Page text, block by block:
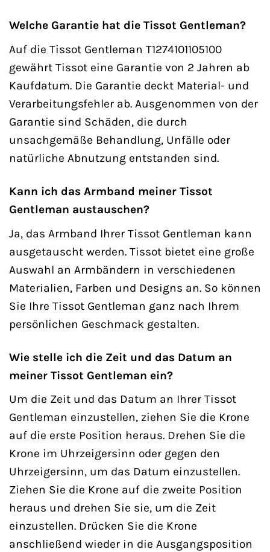
Welche Garantie hat die Tissot Gentleman?
Auf die Tissot Gentleman T1274101105100
gewährt Tissot eine Garantie von 2 Jahren ab
Kaufdatum. Die Garantie deckt Material- und
Verarbeitungsfehler ab. Ausgenommen von der
Garantie sind Schäden, die durch
unsachgemäße Behandlung, Unfälle oder
natürliche Abnutzung entstanden sind.
Kann ich das Armband meiner Tissot
Gentleman austauschen?
Ja, das Armband Ihrer Tissot Gentleman kann
ausgetauscht werden. Tissot bietet eine große
Auswahl an Armbändern in verschiedenen
Materialien, Farben und Designs an. So können
Sie Ihre Tissot Gentleman ganz nach Ihrem
persönlichen Geschmack gestalten.
Wie stelle ich die Zeit und das Datum an
meiner Tissot Gentleman ein?
Um die Zeit und das Datum an Ihrer Tissot
Gentleman einzustellen, ziehen Sie die Krone
auf die erste Position heraus. Drehen Sie die
Krone im Uhrzeigersinn oder gegen den
Uhrzeigersinn, um das Datum einzustellen.
Ziehen Sie die Krone auf die zweite Position
heraus und drehen Sie sie, um die Zeit
einzustellen. Drücken Sie die Krone
anschließend wieder in die Ausgangsposition